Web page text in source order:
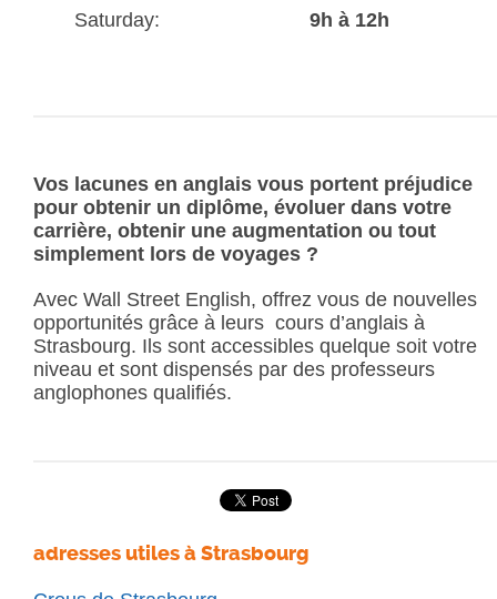
Saturday:
9h à 12h
Vos lacunes en anglais vous portent préjudice
pour obtenir un diplôme, évoluer dans votre
carrière, obtenir une augmentation ou tout
simplement lors de voyages ?
Avec Wall Street English, offrez vous de nouvelles
opportunités grâce à leurs cours d’anglais à
Strasbourg. Ils sont accessibles quelque soit votre
niveau et sont dispensés par des professeurs
anglophones qualifiés.
adresses utiles à Strasbourg